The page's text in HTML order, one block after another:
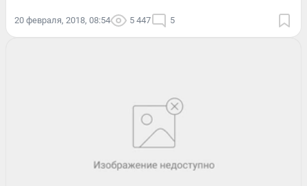
20 февраля, 2018, 08:54 5 447 5